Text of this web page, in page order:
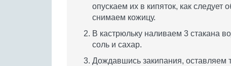
опускаем их в кипяток, как следует
снимаем кожицу.
В кастрюльку наливаем 3 стакана
соль и сахар.
Дождавшись закипания, оставляем